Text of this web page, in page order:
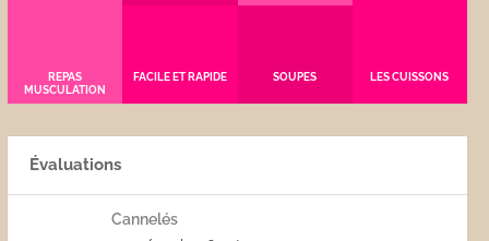
REPAS
MUSCULATION
FACILE ET RAPIDE SOUPES LES CUISSONS
Évaluations
Cannelés